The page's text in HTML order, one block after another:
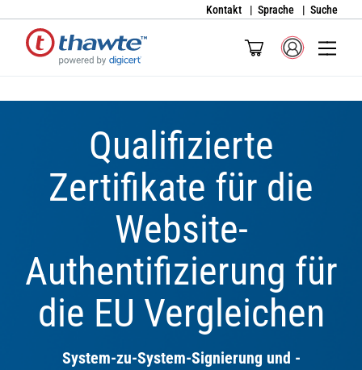
Kontakt Sprache Suche
Qualifizierte
Zertifikate für die
Website-
Authentifizierung für
die EU Vergleichen
System-zu-System-Signierung und -